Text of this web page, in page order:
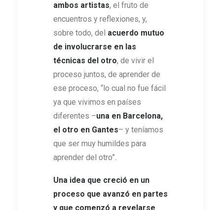
ambos artistas, el fruto de
encuentros y reflexiones, y,
sobre todo, del acuerdo mutuo
de involucrarse en las
técnicas del otro, de vivir el
proceso juntos, de aprender de
ese proceso, “lo cual no fue fácil
ya que vivimos en países
diferentes –una en Barcelona,
el otro en Gantes– y teníamos
que ser muy humildes para
aprender del otro”.
Una idea que creció en un
proceso que avanzó en partes
y que comenzó a revelarse